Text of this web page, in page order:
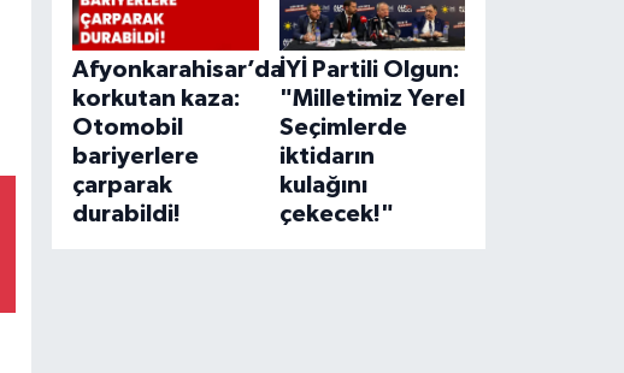
Afyonkarahisar’da
korkutan kaza:
Otomobil
bariyerlere
çarparak
durabildi!
İYİ Partili Olgun:
"Milletimiz Yerel
Seçimlerde
iktidarın
kulağını
çekecek!"